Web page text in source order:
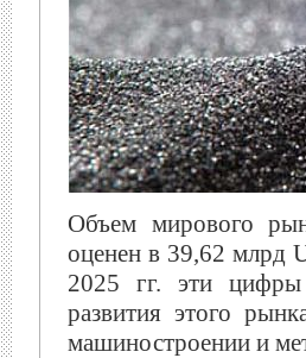
Объем мирового
оценен в 39,62 млрд
2025 гг. эти
развития этого
машиностроении и